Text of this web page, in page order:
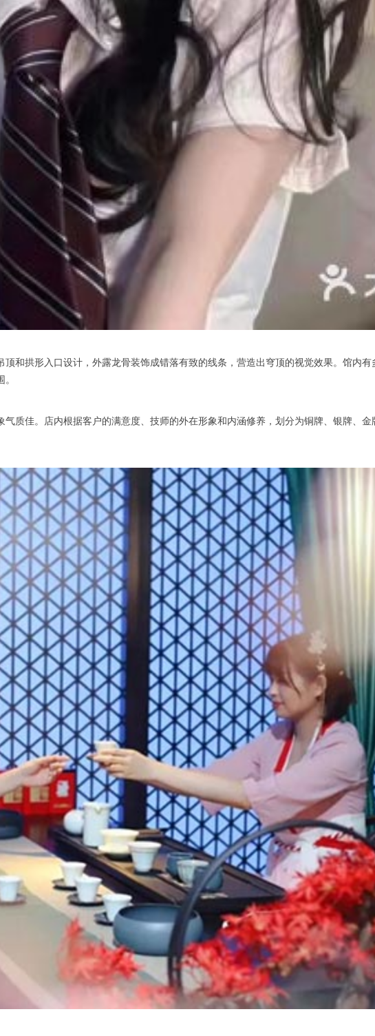
拱形入口设计，外露龙骨装饰成错落有致的线条，营造出穹顶的视觉效果。馆内有
佳。店内根据客户的满意度、技师的外在形象和内涵修养，划分为铜牌、银牌、金